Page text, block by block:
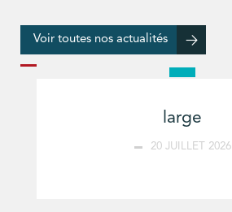
Voir toutes nos actualités
large
20 JUILLET 2026